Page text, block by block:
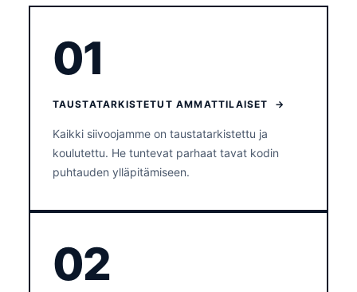
01
TAUSTATARKISTETUT AMMATTILAISET →
Kaikki siivoojamme on taustatarkistettu ja
koulutettu. He tuntevat parhaat tavat kodin
puhtauden ylläpitämiseen.
02